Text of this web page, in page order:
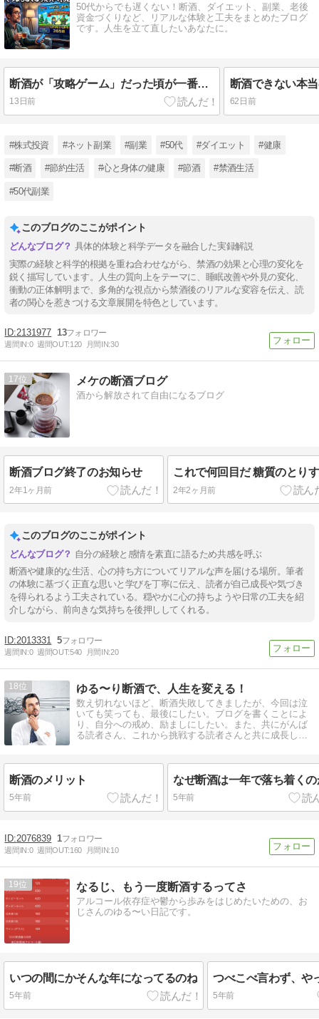
50代からでも遅くない！断酒、ダイエット、副業、老後
資金づくりなど、リアルな体験と工夫をまとめたブログ
です。人生を立て直したいあなたに。
断酒が「攻略ゲーム」だった頃が一番楽しかった｜1年を過ぎて“つまらなくなった”人へ
13日前 62日前
#株式投資 #ネット副業 #副業 #50代 #ダイエット #健康
#断酒 #節約生活 #心と身体の健康 #節酒 #禁酒生活
#50代副業
このブログのここがポイント
具体的体験と科学データを融合した実録解説
実際の経験と科学的根拠を重ね合わせながら、禁酒の効果と心理の変化を
鋭く描写しています。人生の質向上をテーマに、睡眠改善や外見の変化、
衝動の正体解明まで、多角的な視点から禁酒後のリアルな変容を伝え、読
者の関心を惹きつける文章展開を特色としています。
2131977 13
週間IN:0 週間OUT:120 月間IN:30
17 メケの断酒ブログ
酒から解放されて自由になるブログ
断酒ブログ終了のお知らせ
2年1ヶ月前
これで何回目だ 糖質のとり
2年2ヶ月前
このブログのここがポイント
自分の経験と感情を素直に語るため共感を呼ぶ
断酒や健康的な生活、心の持ち方についてリアルな声を届ける場所。筆者
の体験に基づく正直な思いと学びを丁寧に伝え、読者が自己成長や気づき
を得られるよう工夫されている。穏やかに心の持ちようや日常の工夫を紹
介しながら、前向きな気持ちを後押ししてくれる。
2013331 5
週間IN:0 週間OUT:540 月間IN:20
18 ゆる〜り断酒で、人生を変える！
数え切れないほど、断酒失敗してきましたが、今回は泣
いても笑っても、最後にしたい。ブログを書くことによ
り、自分への戒め、励ましにしたい。また、共にがんば
る読者さん、これから挑戦する読者さんと共に成長して
断酒のメリット
5年前
なぜ断酒は一年で落ち着く
5年前
2076839 1
週間IN:0 週間OUT:160 月間IN:10
19 なるじ、もう一度断酒するってさ
アルコール依存症や鬱から歩みをはじめたいための、お
じさんのゆる〜い日記です。
いつの間にかそんな年になってるのね
5年前
つべこべ言わず、や
5年前